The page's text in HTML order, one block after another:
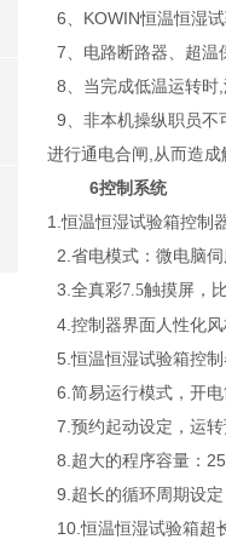
6、KOWIN恒温恒湿
7、电路断路器、超温
8、当完成低温运转
9、非本机操纵职员不
进行通电合闸,从而造成
6控制系统
1.恒温恒湿试验箱控制
2.省电模式：微电脑
3.全真彩7.5触摸屏，
4.控制器界面人性化
5.恒温恒湿试验箱控
6.简易运行模式，开
7.预约起动设定，运
8.超大的程序容量：
9.超长的循环周期设
10.恒温恒湿试验箱超